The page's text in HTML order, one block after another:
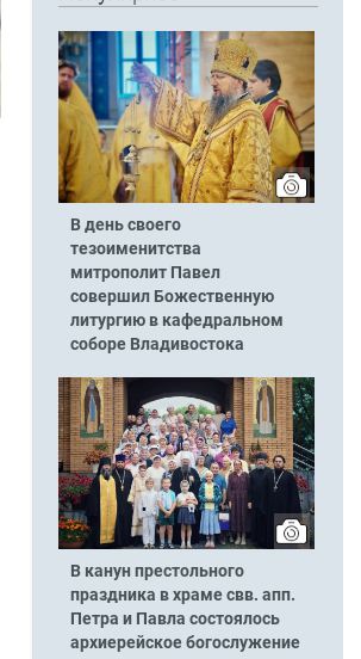
В день своего
тезоименитства
митрополит Павел
совершил Божественную
литургию в кафедральном
соборе Владивостока
В канун престольного
праздника в храме свв. апп.
Петра и Павла состоялось
архиерейское богослужение